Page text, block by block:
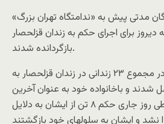
مدتی پیش به «ندامتگاه تهران بزرگ»
دیروز برای اجرای حکم به زندان قزلحصار
بازگردانده شدند.
گفتنی است، روز گذشته در مجموع ۲۳ زندانی در زندان قزلحصار به
شدند و باخانواده خود به عنوان آخرین
ملاقات دیدار کردند، اما طی روز جاری حکم ۸ تن از ایشان به دلایل